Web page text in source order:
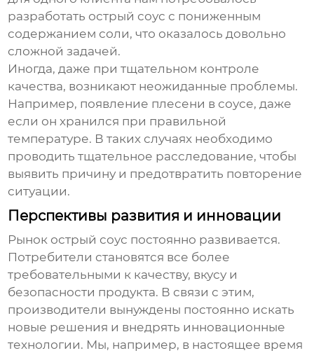
разработать острый соус с пониженным
содержанием соли, что оказалось довольно
сложной задачей.
Иногда, даже при тщательном контроле
качества, возникают неожиданные проблемы.
Например, появление плесени в соусе, даже
если он хранился при правильной
температуре. В таких случаях необходимо
проводить тщательное расследование, чтобы
выявить причину и предотвратить повторение
ситуации.
Перспективы развития и инновации
Рынок острый соус постоянно развивается.
Потребители становятся все более
требовательными к качеству, вкусу и
безопасности продукта. В связи с этим,
производители вынуждены постоянно искать
новые решения и внедрять инновационные
технологии. Мы, например, в настоящее время